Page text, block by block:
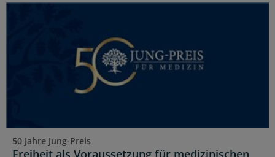
50 Jahre Jung-Preis
Freiheit als Voraussetzung für medizinischen